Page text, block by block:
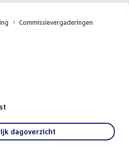
Commissievergaderingen
dagoverzicht